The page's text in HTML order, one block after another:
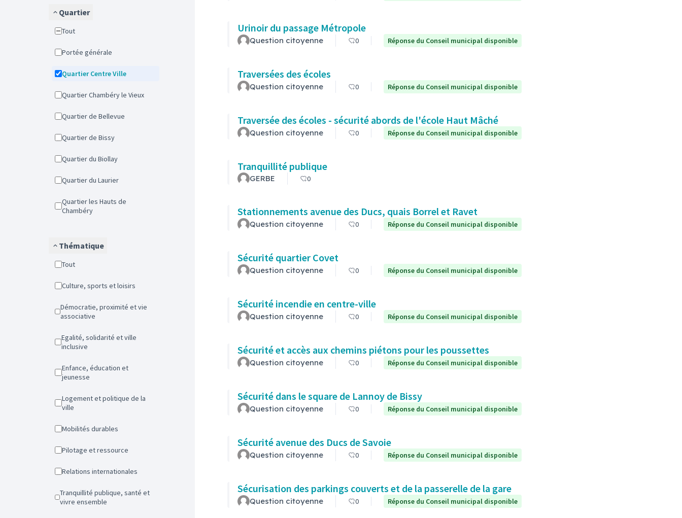
Quartier
Tout
Portée générale
Quartier Centre Ville
Quartier Chambéry le Vieux
Quartier de Bellevue
Quartier de Bissy
Quartier du Biollay
Quartier du Laurier
Quartier les Hauts de
Chambéry
Thématique
Tout
Culture, sports et loisirs
Démocratie, proximité et vie
associative
Egalité, solidarité et ville
inclusive
Enfance, éducation et
jeunesse
Logement et politique de la
ville
Mobilités durables
Pilotage et ressource
Relations internationales
Tranquillité publique, santé et
vivre ensemble
Urinoir du passage Métropole
Question citoyenne 0 Réponse du Conseil municipal disponible
Traversées des écoles
Question citoyenne 0 Réponse du Conseil municipal disponible
Traversée des écoles - sécurité abords de l'école Haut Mâché
Question citoyenne 0 Réponse du Conseil municipal disponible
Tranquillité publique
GERBE 0
Stationnements avenue des Ducs, quais Borrel et Ravet
Question citoyenne 0 Réponse du Conseil municipal disponible
Sécurité quartier Covet
Question citoyenne 0 Réponse du Conseil municipal disponible
Sécurité incendie en centre-ville
Question citoyenne 0 Réponse du Conseil municipal disponible
Sécurité et accès aux chemins piétons pour les poussettes
Question citoyenne 0 Réponse du Conseil municipal disponible
Sécurité dans le square de Lannoy de Bissy
Question citoyenne 0 Réponse du Conseil municipal disponible
Sécurité avenue des Ducs de Savoie
Question citoyenne 0 Réponse du Conseil municipal disponible
Sécurisation des parkings couverts et de la passerelle de la gare
Question citoyenne 0 Réponse du Conseil municipal disponible